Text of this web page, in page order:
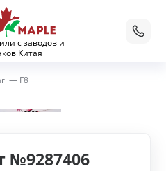
с заводов и
Китая
— F8
№9287406